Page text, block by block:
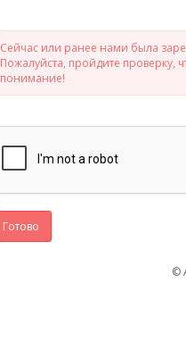
Сейчас или ранее нами была
Пожалуйста, пройдите проверку,
понимание!
Готово
©